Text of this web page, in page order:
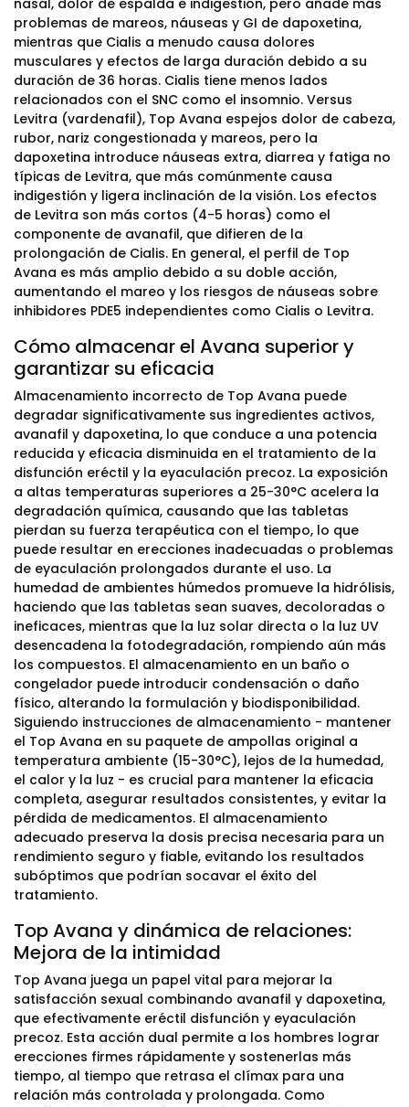
nasal, dolor de espalda e indigestión, pero añade más
problemas de mareos, náuseas y GI de dapoxetina,
mientras que Cialis a menudo causa dolores
musculares y efectos de larga duración debido a su
duración de 36 horas. Cialis tiene menos lados
relacionados con el SNC como el insomnio. Versus
Levitra (vardenafil), Top Avana espejos dolor de cabeza,
rubor, nariz congestionada y mareos, pero la
dapoxetina introduce náuseas extra, diarrea y fatiga no
típicas de Levitra, que más comúnmente causa
indigestión y ligera inclinación de la visión. Los efectos
de Levitra son más cortos (4-5 horas) como el
componente de avanafil, que difieren de la
prolongación de Cialis. En general, el perfil de Top
Avana es más amplio debido a su doble acción,
aumentando el mareo y los riesgos de náuseas sobre
inhibidores PDE5 independientes como Cialis o Levitra.
Cómo almacenar el Avana superior y
garantizar su eficacia
Almacenamiento incorrecto de Top Avana puede
degradar significativamente sus ingredientes activos,
avanafil y dapoxetina, lo que conduce a una potencia
reducida y eficacia disminuida en el tratamiento de la
disfunción eréctil y la eyaculación precoz. La exposición
a altas temperaturas superiores a 25-30°C acelera la
degradación química, causando que las tabletas
pierdan su fuerza terapéutica con el tiempo, lo que
puede resultar en erecciones inadecuadas o problemas
de eyaculación prolongados durante el uso. La
humedad de ambientes húmedos promueve la hidrólisis,
haciendo que las tabletas sean suaves, decoloradas o
ineficaces, mientras que la luz solar directa o la luz UV
desencadena la fotodegradación, rompiendo aún más
los compuestos. El almacenamiento en un baño o
congelador puede introducir condensación o daño
físico, alterando la formulación y biodisponibilidad.
Siguiendo instrucciones de almacenamiento - mantener
el Top Avana en su paquete de ampollas original a
temperatura ambiente (15-30°C), lejos de la humedad,
el calor y la luz - es crucial para mantener la eficacia
completa, asegurar resultados consistentes, y evitar la
pérdida de medicamentos. El almacenamiento
adecuado preserva la dosis precisa necesaria para un
rendimiento seguro y fiable, evitando los resultados
subóptimos que podrían socavar el éxito del
tratamiento.
Top Avana y dinámica de relaciones:
Mejora de la intimidad
Top Avana juega un papel vital para mejorar la
satisfacción sexual combinando avanafil y dapoxetina,
que efectivamente eréctil disfunción y eyaculación
precoz. Esta acción dual permite a los hombres lograr
erecciones firmes rápidamente y sostenerlas más
tiempo, al tiempo que retrasa el clímax para una
relación más controlada y prolongada. Como